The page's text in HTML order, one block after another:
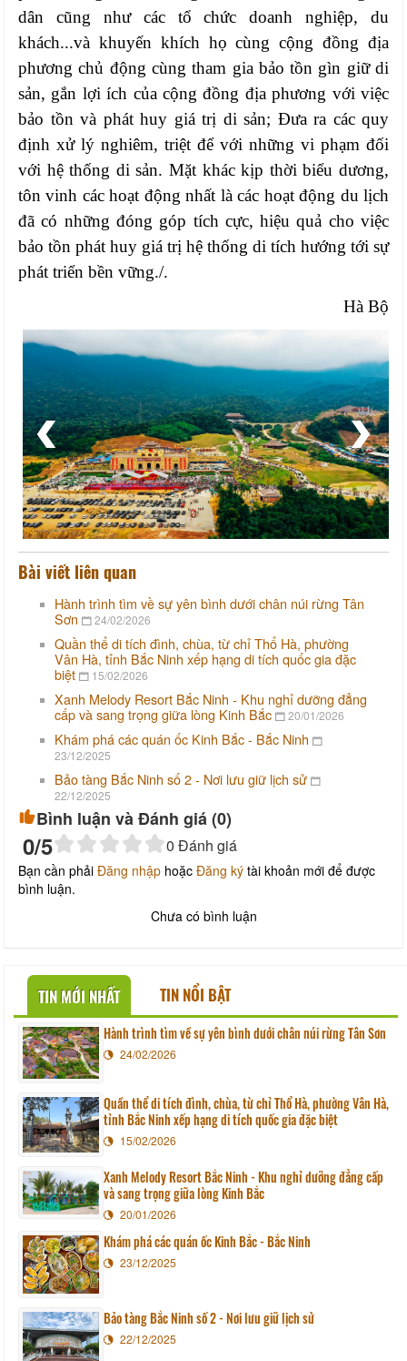
dân cũng như các tổ chức doanh nghiệp, du
khách...và khuyến khích họ cùng cộng đồng địa
phương chủ động cùng tham gia bảo tồn gìn giữ di
sản, gắn lợi ích của cộng đồng địa phương với việc
bảo tồn và phát huy giá trị di sản; Đưa ra các quy
định xử lý nghiêm, triệt để với những vi phạm đối
với hệ thống di sản. Mặt khác kịp thời biểu dương,
tôn vinh các hoạt động nhất là các hoạt động du lịch
đã có những đóng góp tích cực, hiệu quả cho việc
bảo tồn phát huy giá trị hệ thống di tích hướng tới sự
phát triển bền vững./.
Hà Bộ
Bài viết liên quan
Hành trình tìm về sự yên bình dưới chân núi rừng Tân
Sơn
24/02/2026
Quần thể di tích đình, chùa, từ chỉ Thổ Hà, phường
Vân Hà, tỉnh Bắc Ninh xếp hạng di tích quốc gia đặc
biệt
15/02/2026
Xanh Melody Resort Bắc Ninh - Khu nghỉ dưỡng đẳng
cấp và sang trọng giữa lòng Kinh Bắc
20/01/2026
Khám phá các quán ốc Kinh Bắc - Bắc Ninh
23/12/2025
Bảo tàng Bắc Ninh số 2 - Nơi lưu giữ lịch sử
22/12/2025
Bình luận và Đánh giá (0)
0/5 0 Đánh giá
Bạn cần phải Đăng nhập hoặc Đăng ký tài khoản mới để được
bình luận.
Chưa có bình luận
TIN MỚI NHẤT TIN NỔI BẬT
Hành trình tìm về sự yên bình dưới chân núi rừng Tân Sơn
24/02/2026
Quần thể di tích đình, chùa, từ chỉ Thổ Hà, phường Vân Hà,
tỉnh Bắc Ninh xếp hạng di tích quốc gia đặc biệt
15/02/2026
Xanh Melody Resort Bắc Ninh - Khu nghỉ dưỡng đẳng cấp
và sang trọng giữa lòng Kinh Bắc
20/01/2026
Khám phá các quán ốc Kinh Bắc - Bắc Ninh
23/12/2025
Bảo tàng Bắc Ninh số 2 - Nơi lưu giữ lịch sử
22/12/2025